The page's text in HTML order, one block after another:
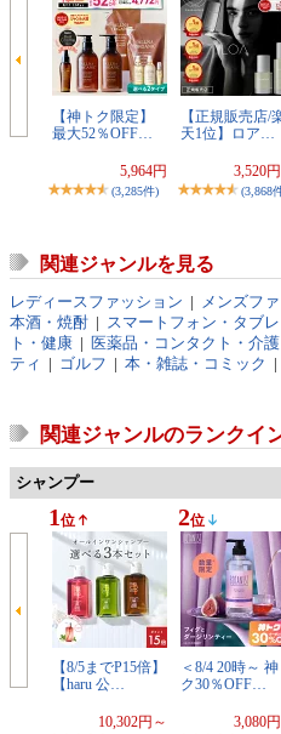
【神トク限定】
最大52％OFF…
5,964円
(3,285件)
【正規販売店/
天1位】ロア…
3,520
(3,868
関連ジャンルを見る
レディースファッション | メンズフ
本酒・焼酎 | スマートフォン・タブレ
ト・健康 | 医薬品・コンタクト・介護
ティ | ゴルフ | 本・雑誌・コミック |
関連ジャンルのランクイ
シャンプー
1 位
【8/5までP15倍】
【haru 公…
10,302円～
2位
＜8/4 20時～ 神
ク30％OFF…
3,080